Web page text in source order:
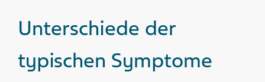
Unterschiede der
typischen Symptome